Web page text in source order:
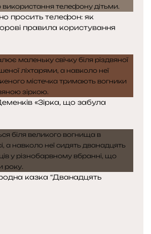
просить телефон: як
правила користування
«Зірка, що забула
казка “Дванадцять